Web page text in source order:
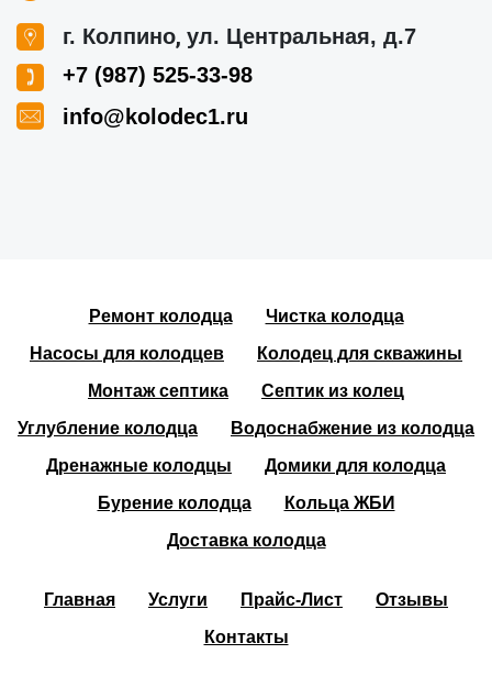
г. Колпино, ул. Центральная, д.7
+7 (987) 525-33-98
info@kolodec1.ru
Ремонт колодца
Чистка колодца
Насосы для колодцев
Колодец для скважины
Монтаж септика
Септик из колец
Углубление колодца
Водоснабжение из колодца
Дренажные колодцы
Домики для колодца
Бурение колодца
Кольца ЖБИ
Доставка колодца
Главная Услуги Прайс-Лист
Отзывы
Контакты